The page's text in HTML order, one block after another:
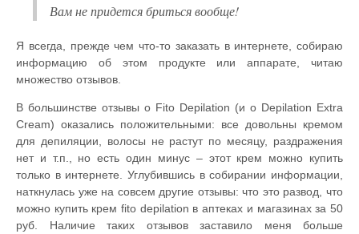
Вам не придется бриться вообще!
Я всегда, прежде чем что-то заказать в интернете, собираю
информацию об этом продукте или аппарате, читаю
множество отзывов.
В большинстве отзывы о Fito Depilation (и о Depilation Extra
Cream) оказались положительными: все довольны кремом
для депиляции, волосы не растут по месяцу, раздражения
нет и т.п., но есть один минус – этот крем можно купить
только в интернете. Углубившись в собирании информации,
наткнулась уже на совсем другие отзывы: что это развод, что
можно купить крем fito depilation в аптеках и магазинах за 50
руб. Наличие таких отзывов заставило меня больше